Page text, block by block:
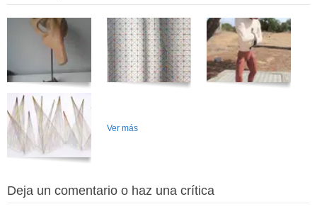
Ver más
Deja un comentario o haz una crítica